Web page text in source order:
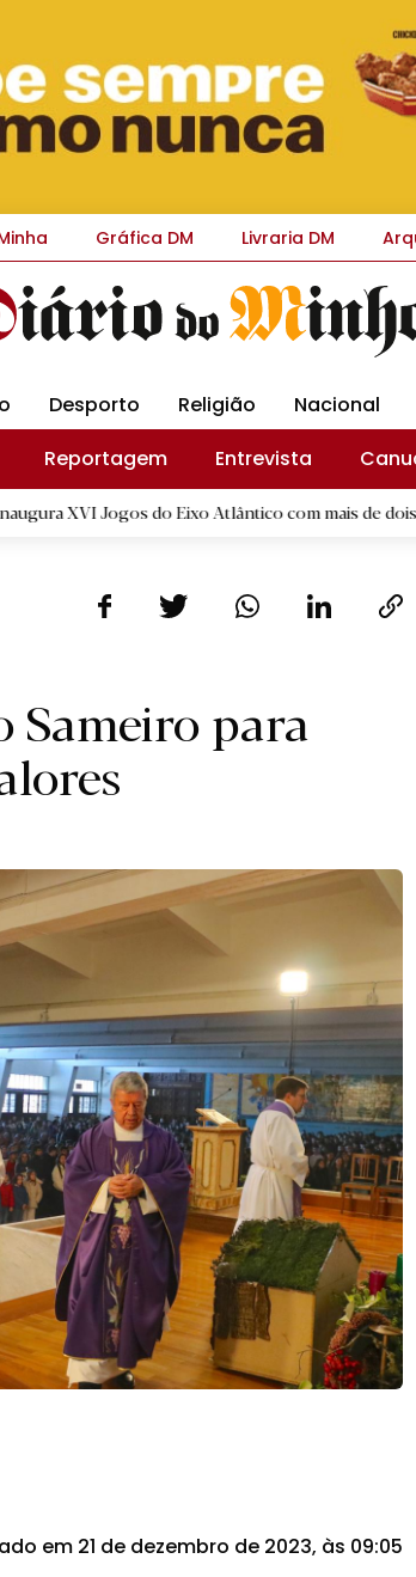
Gráfica DM Livraria DM
Desporto Religião Nacional
Reportagem Entrevista
do Eixo Atlântico com mais de dois mil atletas |
Sameiro para
em 21 de dezembro de 2023, às 09:05